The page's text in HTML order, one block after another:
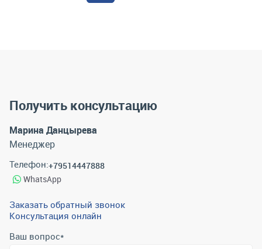
Получить консультацию
Марина Данцырева
Менеджер
Телефон:+79514447888
WhatsApp
Заказать обратный звонок
Консультация онлайн
Ваш вопрос*